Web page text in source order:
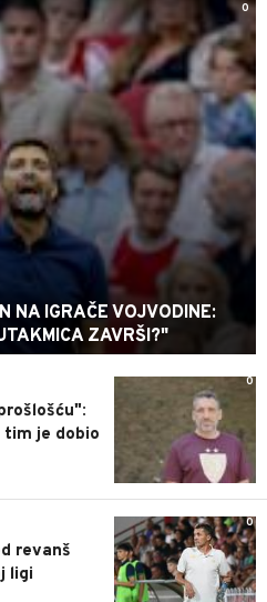
0
NA IGRAČE VOJVODINE:
ZAVRŠI?"
0
tim je dobio
0
revanš
ligi